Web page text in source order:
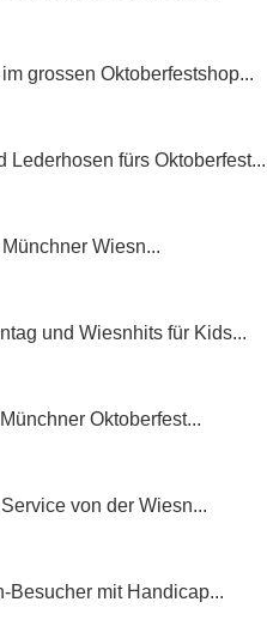
grossen Oktoberfestshop...
Lederhosen fürs Oktoberfest...
Wiesn...
und Wiesnhits für Kids...
Oktoberfest...
von der Wiesn...
Besucher mit Handicap...